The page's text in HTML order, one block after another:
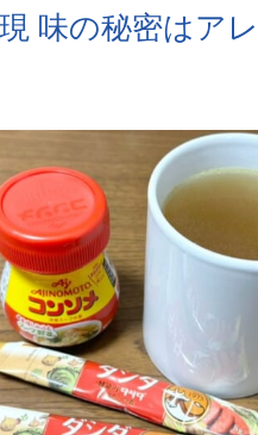
味の秘密はアレ